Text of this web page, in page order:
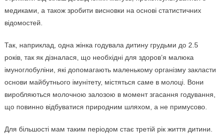
медиками, а також зробити висновки на основі статистичних
відомостей.
Так, наприклад, одна жінка годувала дитину грудьми до 2.5
років, так як дізналася, що необхідні для здоров’я малюка
імуноглобуліни, які допомагають маленькому організму закласти
основи майбутнього імунітету, містяться саме в молоці. Вони
виробляються молочною залозою в момент згасання годування,
що повинно відбуватися природним шляхом, а не примусово.
Для більшості мам таким періодом стає третій рік життя дитини.